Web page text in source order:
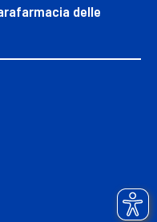
delle